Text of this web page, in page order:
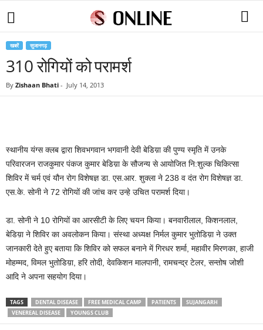
खबरें सुजानगढ़
310 रोगियों को परामर्श
By Zishaan Bhati - July 14, 2013
स्थानीय यंग्स क्लब द्वारा शिवभगवान भगवानी देवी बेडिय़ा की पुण्य स्मृति में उनके
परिवारजन राजकुमार पंकज कुमार बेडिय़ा के सौजन्य से आयोजित नि:शुल्क चिकित्सा
शिविर में चर्म एवं यौन रोग विशेषज्ञ डा. एस.आर. शुक्ला ने 238 व दंत रोग विशेषज्ञ डा.
एस.के. सोनी ने 72 रोगियों की जांच कर उन्हे उचित परामर्श दिया।
डा. सोनी ने 10 रोगियों का आरसीटी के लिए चयन किया। बनवारीलाल, किशनलाल,
बेडिय़ा ने शिविर का अवलोकन किया। संस्था अध्यक्ष निर्मल कुमार भुतोडिय़ा ने उक्त
जानकारी देते हुए बताया कि शिविर को सफल बनाने में गिरधर शर्मा, महावीर मिरणका, हाजी
मोहम्मद, विमल भुतोडिय़ा, हरि तोदी, देवकिशन मालपानी, रामचन्द्र टेलर, सन्तोष जोशी
आदि ने अपना सहयोग दिया।
TAGS DENTAL DISEASE FREE MEDICAL CAMP PATIENTS
SUJANGARH
VENEREAL DISEASE
YOUNGS CLUB